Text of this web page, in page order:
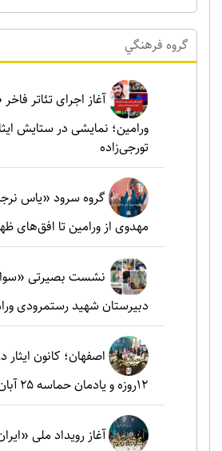
گروه فرهنگي
آغاز اجرای تئاتر
ورامین؛ نمایشی در ستایش
تورجی‌زاده
گروه سرود «یاس
مهدوی از ورامین تا افق‌های
نشست بصیرتی
دبیرستان شهید رستمرودی
اصفهان؛ کانون
۱۲روزه و یادمان حماسه ۲۵ آبان
آغاز رویداد ملی